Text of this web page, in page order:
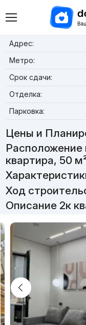
Адрес:
Метро:
Срок сдачи:
Отделка:
Парковка:
Цены и
Расположение
квартира, 50
Ход
Описание 2к